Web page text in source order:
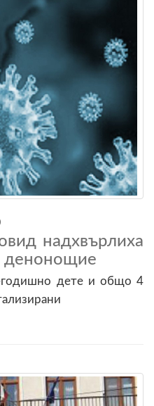
надхвърлиха
денонощие
годишно дете и общо 4